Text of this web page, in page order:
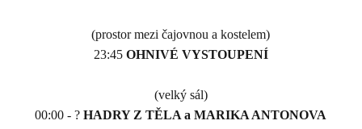
(prostor mezi čajovnou a kostelem)
23:45 OHNIVÉ VYSTOUPENÍ
(velký sál)
00:00 - ? HADRY Z TĚLA a MARIKA ANTONOVA